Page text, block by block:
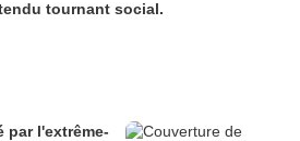
tournant social.
par l'extrême-